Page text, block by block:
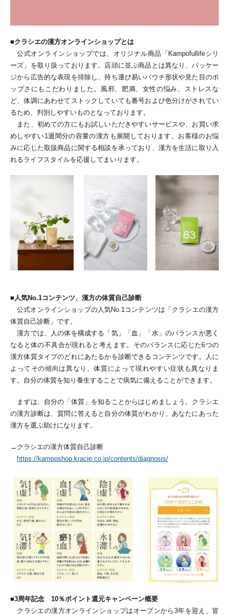
■クラシエの漢方オンラインショップとは
公式オンラインショップでは、オリジナル商品「Kampofullifeシリ
ーズ」を取り扱っております。店頭に並ぶ商品とは異なり、パッケー
ジから広告的な表現を排除し、持ち運び易いパウチ形状や見た目のポ
ップさにもこだわりました。風邪、肥満、女性の悩み、ストレスな
ど、体調にあわせてストックしていても番号および色分けがされてい
るため、判別しやすいものとなっております。
また、初めての方にもお試しいただきやすいサービスや、お買い求
めしやすい1週間分の容量の漢方も展開しております。お客様のお悩
みに応じた取扱商品に関する相談を承っており、漢方を生活に取り入
れるライフスタイルを応援してまいります。
■人気No.1コンテンツ、漢方の体質自己診断
公式オンラインショップの人気No.1コンテンツは「クラシエの漢方
体質自己診断」です。
漢方では、人の体を構成する「気」「血」「水」のバランスが悪く
なると体の不具合が現れると考えます。そのバランスに応じた6つの
漢方体質タイプのどれにあたるかを診断できるコンテンツです。人に
よってその傾向は異なり、体質によって現れやすい症状も異なりま
す。自分の体質を知り養生することで病気に備えることができます。
まずは、自分の「体質」を知ることからはじめましょう。クラシエ
の漢方診断は、質問に答えると自分の体質がわかり、あなたにあった
漢方を選ぶ助けになります。
→クラシエの漢方体質自己診断
https://kamposhop.kracie.co.jp/contents/diagnosis/
■3周年記念 10％ポイント還元キャンペーン概要
クラシエの漢方オンラインショップはオープンから3年を迎え、皆